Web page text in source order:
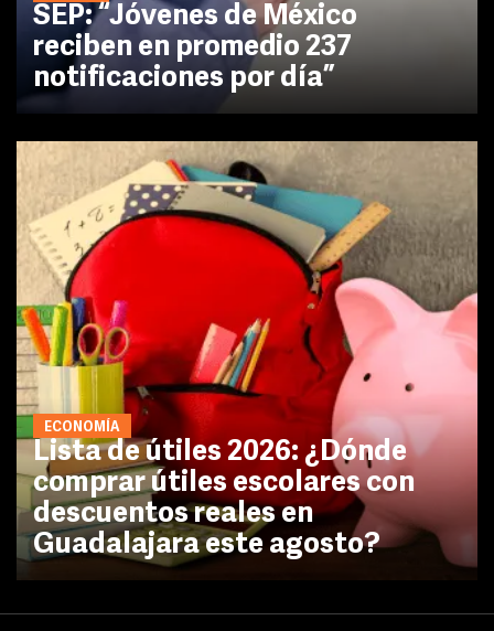
SEP: “Jóvenes de México
reciben en promedio 237
notificaciones por día”
ECONOMÍA
Lista de útiles 2026: ¿Dónde
comprar útiles escolares con
descuentos reales en
Guadalajara este agosto?